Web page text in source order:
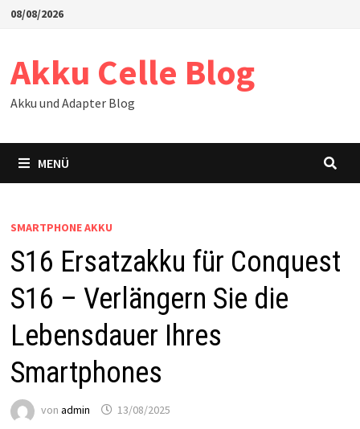
Zum08/08/2026
Akku Celle Blog
Akku und Adapter Blog
MENÜ
SMARTPHONE AKKU
S16 Ersatzakku für Conquest
S16 – Verlängern Sie die
Lebensdauer Ihres
Smartphones
von admin 13/08/2025